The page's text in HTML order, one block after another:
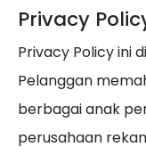
Privacy
Privacy Policy ini
Pelanggan
berbagai anak
perusahaan